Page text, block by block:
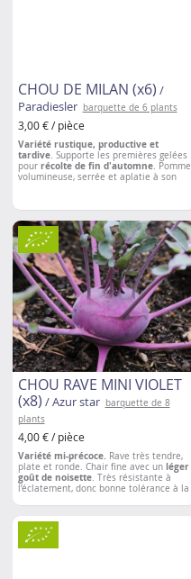
CHOU DE MILAN (x6) /
Paradiesler barquette de 6 plants
3,00 € / pièce
Variété rustique, productive et
tardive. Supporte les premières gelées
pour récolte de fin d'automne. Pomme
volumineuse, serrée et aplatie à son
cm
CHOU RAVE MINI VIOLET
(x8) / Azur star barquette de 8
plants
4,00 € / pièce
Variété mi-précoce. Rave très tendre,
plate et ronde. Chair fine avec unléger
goût de noisette. Très résistante à
l’éclatement, donc bonne tolérance à la
Espacement entre les plantations
cm